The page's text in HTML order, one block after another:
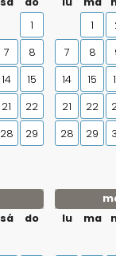
1
7
8
14
15
21
22
28
29
1
7
8
14
15
21
22
28
29
sá do
lu
ma